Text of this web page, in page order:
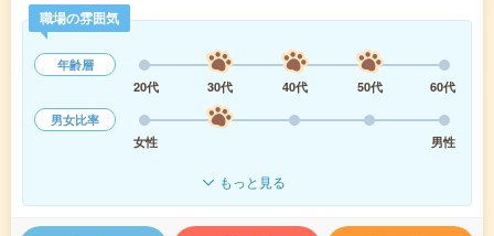
職場の雰囲気
年齢層
20代
30代 40代 50代
60代
男女比率
女性
男性
もっと見る